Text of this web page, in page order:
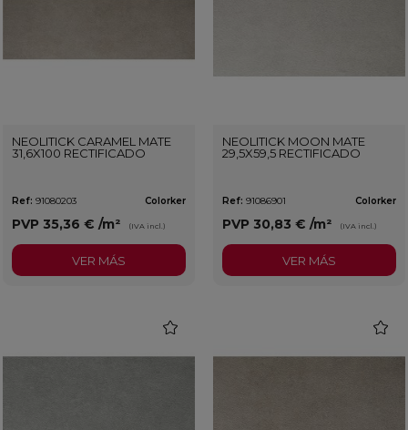
NEOLITICK CARAMEL MATE
31,6X100 RECTIFICADO
Ref: 91080203 Colorker
PVP 35,36 € /m² (IVA incl.)
VER MÁS
NEOLITICK MOON MATE
29,5X59,5 RECTIFICADO
Ref: 91086901 Colorker
PVP 30,83 € /m² (IVA incl.)
VER MÁS